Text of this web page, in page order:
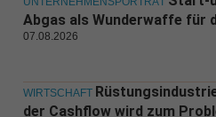
Abgas als Wunderwaffe für
07.08.2026
WIRTSCHAFT
der Cashflow wird zum